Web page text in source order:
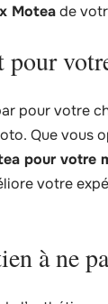
Moteade
pour votre
Que vous
pour votre
votre
à ne